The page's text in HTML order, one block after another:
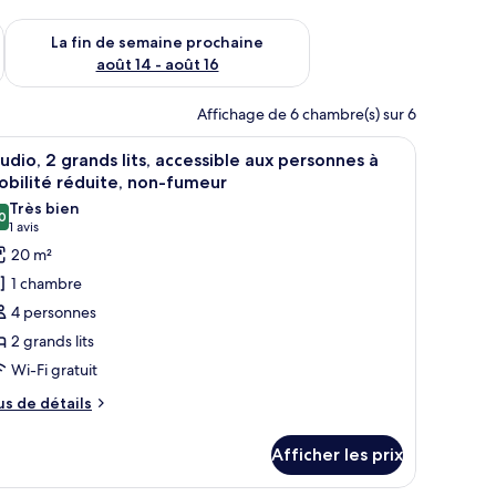
semaine août 7 - août 9
La fin de semaine prochaine
août 14 - août 16
Vérifier la disponibilité pour la fin de semaine prochaine août
Affichage de 6 chambre(s) sur 6
au mur.et une chaise.
:
Une chambre d’hôtel avec deux lits, un
5
2 grands lits, accessible aux personnes à
réduite, non-fumeur
sur 10
Très bien
1 avis
(1 avis)
20 m²
1 chambre
4 personnes
2 grands lits
Wi-Fi gratuit
de détails
Afficher les prix